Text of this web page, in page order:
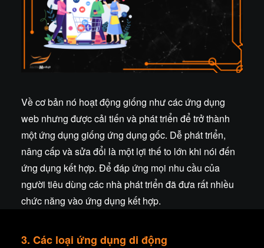
Về cơ bản nó hoạt động giống như các ứng dụng
web nhưng được cải tiến và phát triển để trở thành
một ứng dụng giống ứng dụng gốc. Dễ phát triển,
nâng cấp và sửa đổi là một lợi thế to lớn khi nói đến
ứng dụng kết hợp. Để đáp ứng mọi nhu cầu của
người tiêu dùng các nhà phát triển đã đưa rất nhiều
chức năng vào ứng dụng kết hợp.
3. Các loại ứng dụng di động